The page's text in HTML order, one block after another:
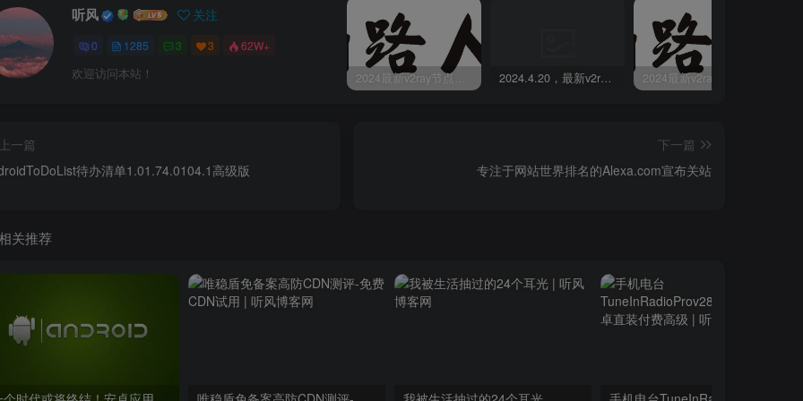
听风 关注
0 1285 3 3 62W+
欢迎访问本站！ 2024最新v2ray节点免费分享-05.08附ss/vmess节点订阅 2024.4.20，最新v2ray节点免费分享-附ss/vmess节点订阅
一篇
待办清单1.01.74.0104.1高级版
下一篇
专注于网站世界排名的Alexa.com宣布关站
关推荐